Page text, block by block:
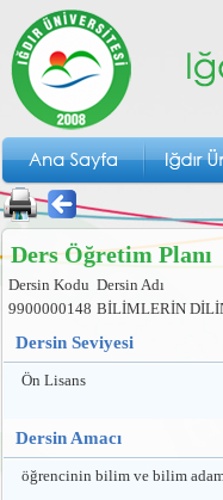
Ders Öğretim Planı
Dersin Kodu Dersin Adı
9900000148 BİLİMLERİN
Dersin Seviyesi
Ön Lisans
Dersin Amacı
öğrencinin bilim ve bilim